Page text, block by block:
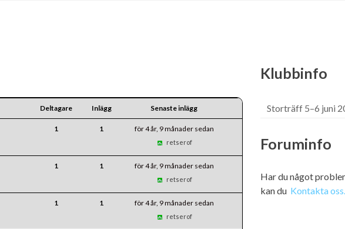
Deltagare Inlägg Senaste inlägg
1 1 för 4 år, 9 månader sedan
retserof
1 1 för 4 år, 9 månader sedan
retserof
1 1 för 4 år, 9 månader sedan
retserof
Klubbinfo
Storträff 5–6 juni
Foruminfo
Har du något
kan du Kontakta oss.